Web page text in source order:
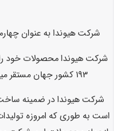
شرکت هیوندا به عنوان
193 کشور جهان مستقر میباشند محصولات خود را عرضه میکنند.
شرکت هیوندا در ضمینه
است به طوری که امروزه